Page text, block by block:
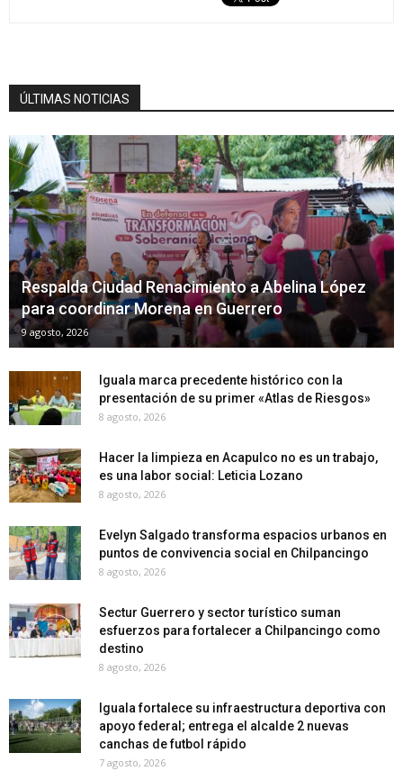
ÚLTIMAS NOTICIAS
Respalda Ciudad Renacimiento a Abelina López
para coordinar Morena en Guerrero
9 agosto, 2026
Iguala marca precedente histórico con la
presentación de su primer «Atlas de Riesgos»
8 agosto, 2026
Hacer la limpieza en Acapulco no es un trabajo,
es una labor social: Leticia Lozano
8 agosto, 2026
Evelyn Salgado transforma espacios urbanos en
puntos de convivencia social en Chilpancingo
8 agosto, 2026
Sectur Guerrero y sector turístico suman
esfuerzos para fortalecer a Chilpancingo como
destino
8 agosto, 2026
Iguala fortalece su infraestructura deportiva con
apoyo federal; entrega el alcalde 2 nuevas
canchas de futbol rápido
7 agosto, 2026